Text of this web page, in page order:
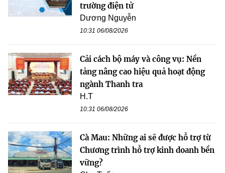
trường điện tử
Dương Nguyễn
10:31 06/08/2026
Cải cách bộ máy và công vụ: Nền
tảng nâng cao hiệu quả hoạt động
ngành Thanh tra
H.T
10:31 06/08/2026
Cà Mau: Những ai sẽ được hỗ trợ từ
Chương trình hỗ trợ kinh doanh bền
vững?